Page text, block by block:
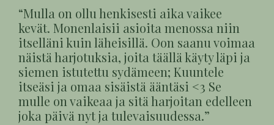
“Mulla on ollu henkisesti aika vaikee
kevät. Monenlaisii asioita menossa niin
itselläni kuin läheisillä. Oon saanu voimaa
näistä harjotuksia, joita täällä käyty läpi ja
siemen istutettu sydämeen; Kuuntele
itseäsi ja omaa sisäistä ääntäsi <3 Se
mulle on vaikeaa ja sitä harjoitan edelleen
joka päivä nyt ja tulevaisuudessa.”